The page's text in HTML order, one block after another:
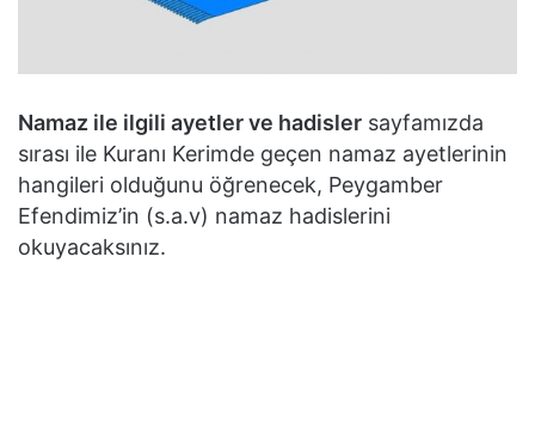
Namaz ile ilgili ayetler ve hadisler sayfamızda
sırası ile Kuranı Kerimde geçen namaz ayetlerinin
hangileri olduğunu öğrenecek, Peygamber
Efendimiz’in (s.a.v) namaz hadislerini
okuyacaksınız.